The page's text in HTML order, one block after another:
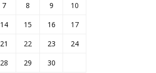
7 8 9
10
14 15 16
17
21 22 23
24
28 29 30